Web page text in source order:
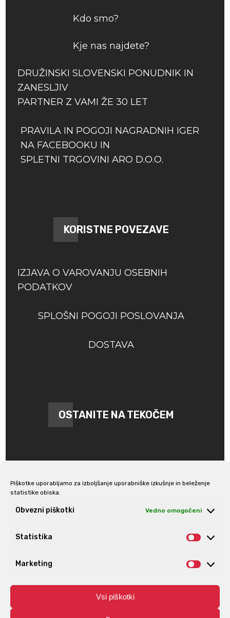
Piškotke uporabljamo za izboljšanje uporabniške izkušnje in beleženje
statistike obiska.
Obvezni piškotki Vedno omogočeni
Statistika
Marketing
Vsi piškotki
Kdo smo?
Kje nas najdete?
DRUŽINSKI SLOVENSKI PONUDNIK IN
ZANESLJIV
PARTNER Z VAMI ŽE 30 LET
PRAVILA IN POGOJI NAGRADNIH IGER
NA FACEBOOKU IN
SPLETNI TRGOVINI ARO D.O.O.
KORISTNE POVEZAVE
IZJAVA O VAROVANJU OSEBNIH
PODATKOV
SPLOŠNI POGOJI POSLOVANJA
DOSTAVA
OSTANITE NA TEKOČEM